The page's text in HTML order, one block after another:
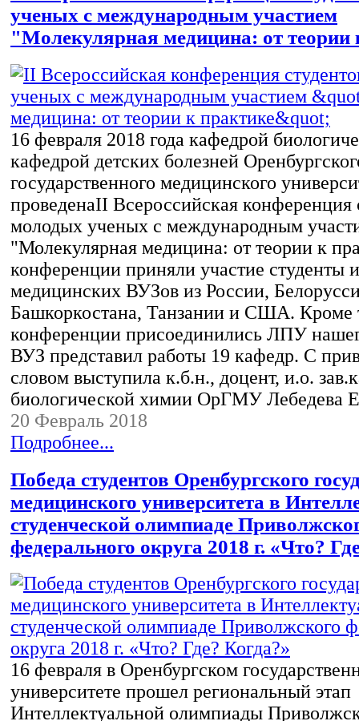
ученых с международным участием
"Молекулярная медицина: от теории
16 февраля 2018 года кафедрой
кафедрой детских болезней
государственного медицинского
проведенаII Всероссийская конференция
молодых ученых с международным
"Молекулярная медицина: от теории к
конференции приняли участие студенты
медицинских ВУЗов из России,
Башкоркостана, Танзании и США. Кроме
конференции присоединились ЛПУ
ВУЗ представил работы 19 кафедр. С
словом выступила к.б.н., доцент, и.о.
биологической химии ОрГМУ Лебедева
20 Февраль 2018
Подробнее...
Победа студентов Оренбургского
медицинского университета в
студенческой олимпиаде
федерального округа 2018 г. «Что?
16 февраля в Оренбургском
университете прошел региональный этап
Интеллектуальной олимпиады